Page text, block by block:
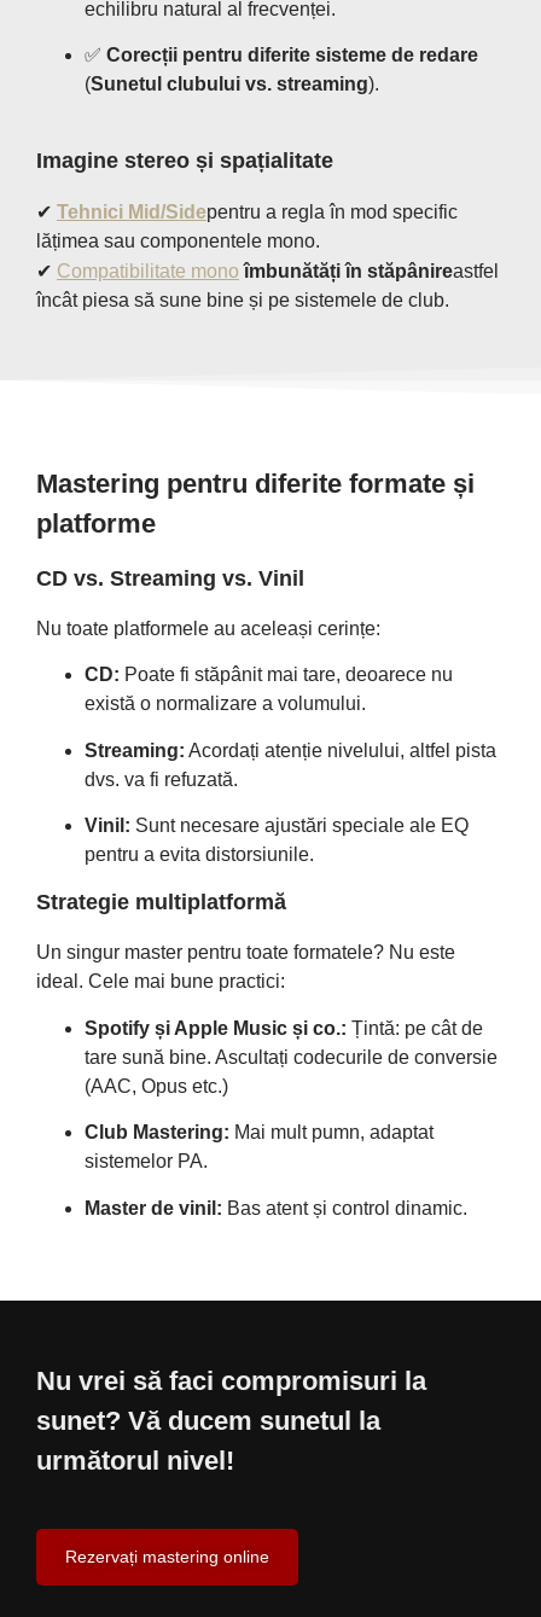
echilibru natural al frecvenței.
✅ Corecții pentru diferite sisteme de redare
(Sunetul clubului vs. streaming).
Imagine stereo și spațialitate
✔ Tehnici Mid/Sidepentru a regla în mod specific
lățimea sau componentele mono.
✔ Compatibilitate mono îmbunătăți în stăpânireastfel
încât piesa să sune bine și pe sistemele de club.
Mastering pentru diferite formate și
platforme
CD vs. Streaming vs. Vinil
Nu toate platformele au aceleași cerințe:
CD: Poate fi stăpânit mai tare, deoarece nu
există o normalizare a volumului.
Streaming: Acordați atenție nivelului, altfel pista
dvs. va fi refuzată.
Vinil: Sunt necesare ajustări speciale ale EQ
pentru a evita distorsiunile.
Strategie multiplatformă
Un singur master pentru toate formatele? Nu este
ideal. Cele mai bune practici:
Spotify și Apple Music și co.: Țintă: pe cât de
tare sună bine. Ascultați codecurile de conversie
(AAC, Opus etc.)
Club Mastering: Mai mult pumn, adaptat
sistemelor PA.
Master de vinil: Bas atent și control dinamic.
Nu vrei să faci compromisuri la
sunet? Vă ducem sunetul la
următorul nivel!
Rezervați mastering online